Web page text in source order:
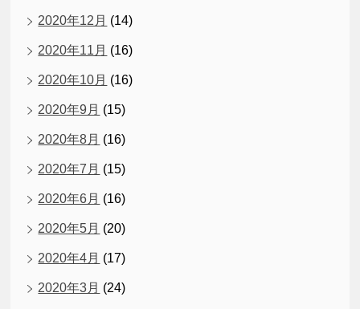
2020年12月 (14)
2020年11月 (16)
2020年10月 (16)
2020年9月 (15)
2020年8月 (16)
2020年7月 (15)
2020年6月 (16)
2020年5月 (20)
2020年4月 (17)
2020年3月 (24)